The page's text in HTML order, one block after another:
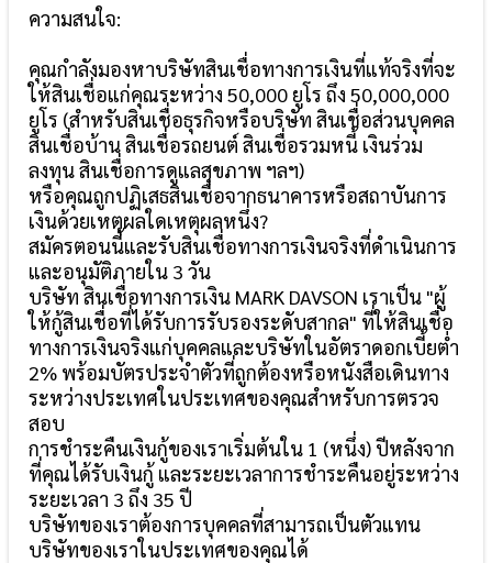
ความสนใจ:
คุณกำลังมองหาบริษัทสินเชื่อทางการเงินที่แท้จริงที่จะ
ให้สินเชื่อแก่คุณระหว่าง 50,000 ยูโร ถึง 50,000,000
ยูโร (สำหรับสินเชื่อธุรกิจหรือบริษัท สินเชื่อส่วนบุคคล
สินเชื่อบ้าน สินเชื่อรถยนต์ สินเชื่อรวมหนี้ เงินร่วม
ลงทุน สินเชื่อการดูแลสุขภาพ ฯลฯ)
หรือคุณถูกปฏิเสธสินเชื่อจากธนาคารหรือสถาบันการ
เงินด้วยเหตุผลใดเหตุผลหนึ่ง?
สมัครตอนนี้และรับสินเชื่อทางการเงินจริงที่ดำเนินการ
และอนุมัติภายใน 3 วัน
บริษัท สินเชื่อทางการเงิน MARK DAVSON เราเป็น "ผู้
ให้กู้สินเชื่อที่ได้รับการรับรองระดับสากล" ที่ให้สินเชื่อ
ทางการเงินจริงแก่บุคคลและบริษัทในอัตราดอกเบี้ยต่ำ
2% พร้อมบัตรประจำตัวที่ถูกต้องหรือหนังสือเดินทาง
ระหว่างประเทศในประเทศของคุณสำหรับการตรวจ
สอบ
การชำระคืนเงินกู้ของเราเริ่มต้นใน 1 (หนึ่ง) ปีหลังจาก
ที่คุณได้รับเงินกู้ และระยะเวลาการชำระคืนอยู่ระหว่าง
ระยะเวลา 3 ถึง 35 ปี
บริษัทของเราต้องการบุคคลที่สามารถเป็นตัวแทน
บริษัทของเราในประเทศของคุณได้